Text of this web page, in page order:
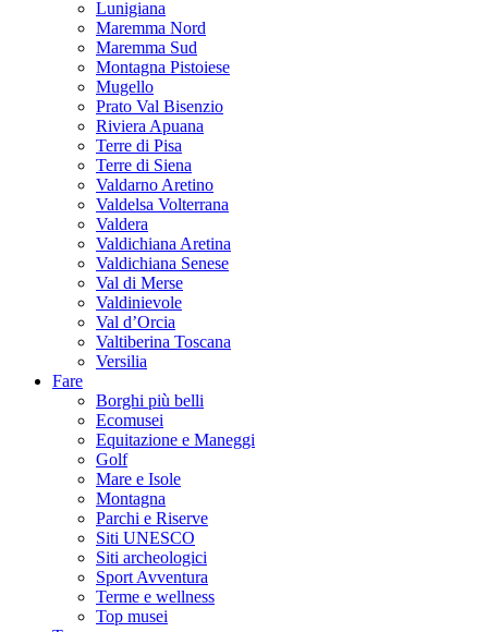
Lunigiana
Maremma Nord
Maremma Sud
Montagna Pistoiese
Mugello
Prato Val Bisenzio
Riviera Apuana
Terre di Pisa
Terre di Siena
Valdarno Aretino
Valdelsa Volterrana
Valdera
Valdichiana Aretina
Valdichiana Senese
Val di Merse
Valdinievole
Val d’Orcia
Valtiberina Toscana
Versilia
Fare
Borghi più belli
Ecomusei
Equitazione e Maneggi
Golf
Mare e Isole
Montagna
Parchi e Riserve
Siti UNESCO
Siti archeologici
Sport Avventura
Terme e wellness
Top musei